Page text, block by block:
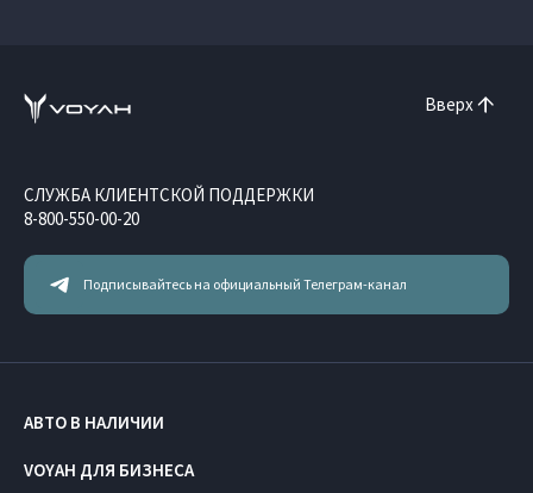
Вверх
Подписывайтесь на официальный Телеграм-канал
СЛУЖБА КЛИЕНТСКОЙ ПОДДЕРЖКИ
8-800-550-00-20
АВТО В НАЛИЧИИ
VOYAH ДЛЯ БИЗНЕСА